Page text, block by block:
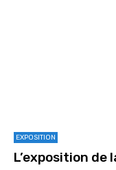
EXPOSITION
L’exposition de